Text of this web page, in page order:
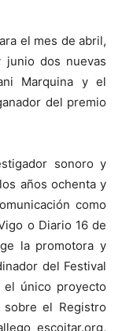
el mes de abril,
junio dos nuevas
Marquina y el
del premio
sonoro y
años ochenta y
como
o Diario 16 de
la promotora y
del Festival
único proyecto
sobre el Registro
escoitar.org,